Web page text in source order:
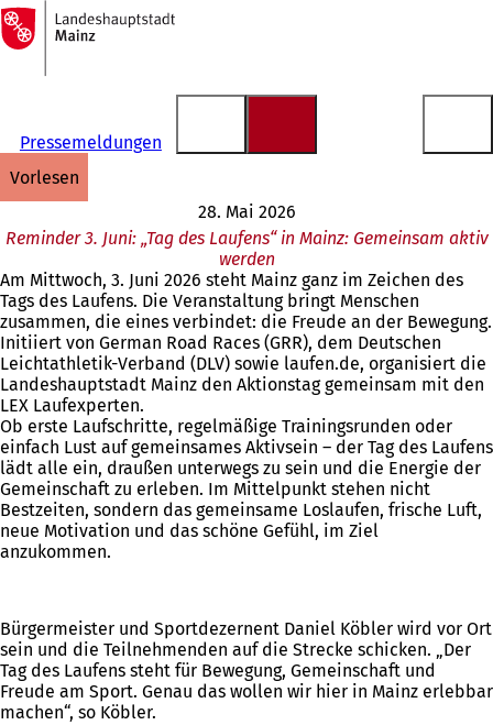
Inhalt anspringen
Zur
Startseite
Pressemeldungen
vorlesen
28. Mai 2026
Reminder 3. Juni: „Tag des Laufens“ in Mainz: Gemeinsam aktiv
werden
Am Mittwoch, 3. Juni 2026 steht Mainz ganz im Zeichen des
Tags des Laufens. Die Veranstaltung bringt Menschen
zusammen, die eines verbindet: die Freude an der Bewegung.
Initiiert von German Road Races (GRR), dem Deutschen
Leichtathletik-Verband (DLV) sowie laufen.de, organisiert die
Landeshauptstadt Mainz den Aktionstag gemeinsam mit den
LEX Laufexperten.
Ob erste Laufschritte, regelmäßige Trainingsrunden oder
einfach Lust auf gemeinsames Aktivsein – der Tag des Laufens
lädt alle ein, draußen unterwegs zu sein und die Energie der
Gemeinschaft zu erleben. Im Mittelpunkt stehen nicht
Bestzeiten, sondern das gemeinsame Loslaufen, frische Luft,
neue Motivation und das schöne Gefühl, im Ziel
anzukommen.
Bürgermeister und Sportdezernent Daniel Köbler wird vor Ort
sein und die Teilnehmenden auf die Strecke schicken. „Der
Tag des Laufens steht für Bewegung, Gemeinschaft und
Freude am Sport. Genau das wollen wir hier in Mainz erlebbar
machen“, so Köbler.